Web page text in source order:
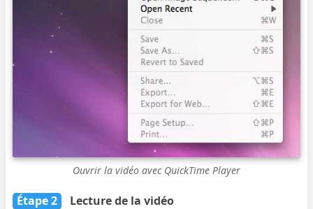
Ouvrir la vidéo avec QuickTime Player
Étape 2 Lecture de la vidéo